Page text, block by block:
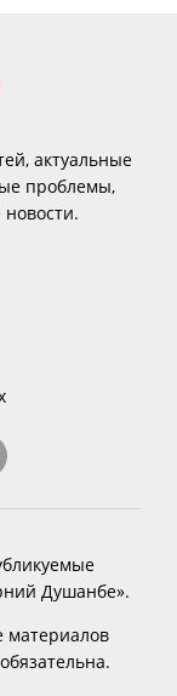
актуальные
проблемы,
Душанбе».
материалов